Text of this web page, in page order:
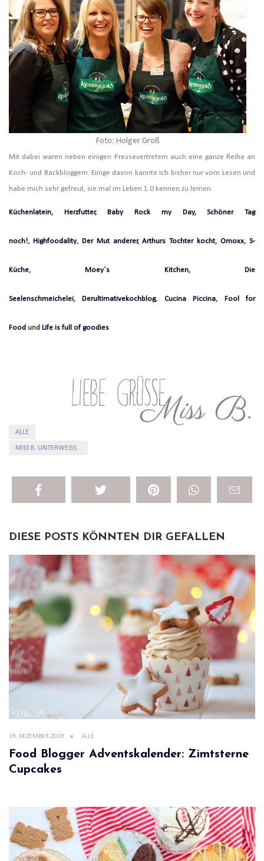
Foto: Holger Groß
Mit dabei waren neben einigen Pressevertretern auch eine ganze Reihe an
Koch- und Backbloggern. Einige davon kannte ich bisher nur vom Lesen und
habe mich sehr gefreut, sie mal im Leben 1.0 kennen zu lernen.
Küchenlatein, Herzfutter,Baby Rock my Day,Schöner Tag
noch!, Highfoodality, Der Mut anderer,Arthurs Tochter kocht,Omoxx, S-
Küche,Moey´s Kitchen,Die
Seelenschmeichelei, Derultimativekochblog, Cucina Piccina, Fool for
Food und Life is full of goodies
ALLE
MISS B. UNTERWEGS...
DIESE POSTS KÖNNTEN DIR GEFALLEN
19. DEZEMBER 2019 ALLE
Food Blogger Adventskalender: Zimtsterne
Cupcakes